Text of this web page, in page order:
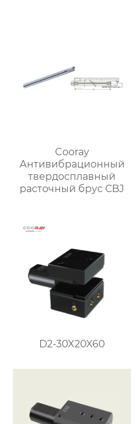
Cooray
Антивибрационный
твердосплавный
расточный брус СBJ
D2-30X20X60